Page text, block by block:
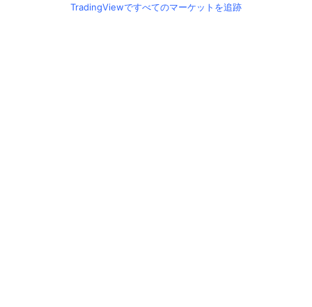
TradingViewですべてのマーケットを追跡